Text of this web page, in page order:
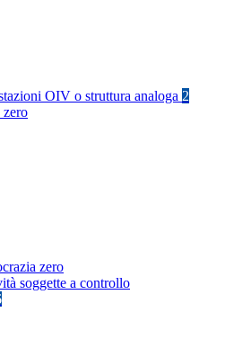
OIV o struttura analoga 2
zero
zero
soggette a controllo